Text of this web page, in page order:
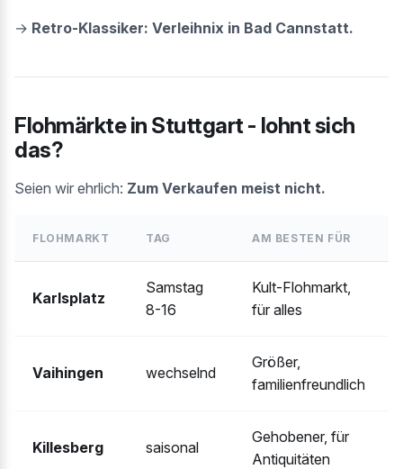
→ Retro-Klassiker: Verleihnix in Bad Cannstatt.
Flohmärkte in Stuttgart - lohnt sich
das?
Seien wir ehrlich: Zum Verkaufen meist nicht.
FLOHMARKT TAG AM BESTEN FÜR
Karlsplatz
Samstag
8-16
Kult-Flohmarkt,
für alles
Vaihingen wechselnd
Größer,
familienfreundlich
Killesberg saisonal
Gehobener, für
Antiquitäten